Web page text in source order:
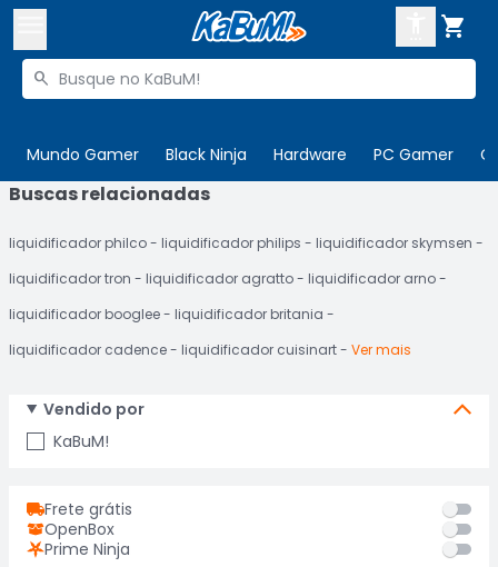

Buscar produtos

Mundo Gamer Black Ninja Hardware PC Gamer

 Departamentos
Cupons
Mais Vendidos
Ativar tradutor em libras
ENTRE
CADASTRE-SE
Buscas relacionadas
liquidificador philco liquidificador philips
liquidificador skymsen
liquidificador tron
liquidificador agratto
liquidificador arno
liquidificador booglee
liquidificador britania
liquidificador cadence
liquidificador cuisinart Ver mais
Vendido por
KaBuM!
Frete grátis
OpenBox
Prime Ninja